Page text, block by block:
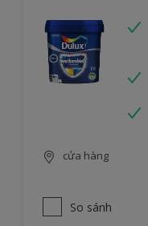
cửa hàng
So sánh